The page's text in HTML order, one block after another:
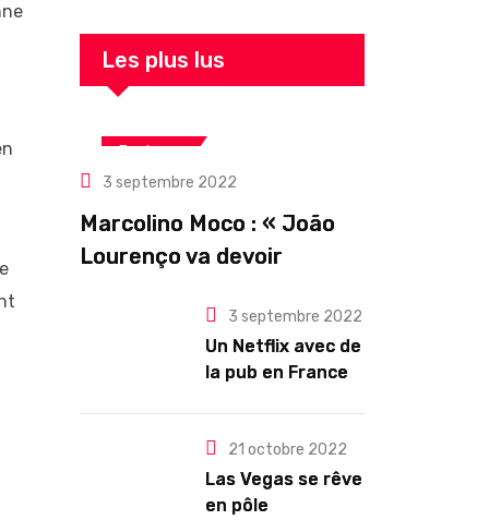
Les plus lus
Business
3 septembre 2022
Marcolino Moco : « João
Lourenço va devoir
illégitimité visible »3 septembre 2022
Un Netflix avec de
la pub en France
pour les abonnés
?
21 octobre 2022
Las Vegas se rêve
en pôle